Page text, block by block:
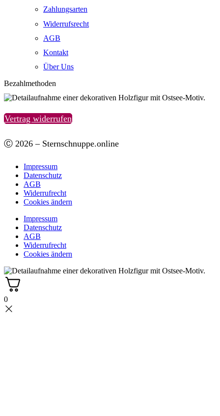
Zahlungsarten
Widerrufsrecht
AGB
Kontakt
Über Uns
Bezahlmethoden
Vertrag widerrufen
Ⓒ 2026 – Sternschnuppe.online
Impressum
Datenschutz
AGB
Widerrufrecht
Cookies ändern
Impressum
Datenschutz
AGB
Widerrufrecht
Cookies ändern
0